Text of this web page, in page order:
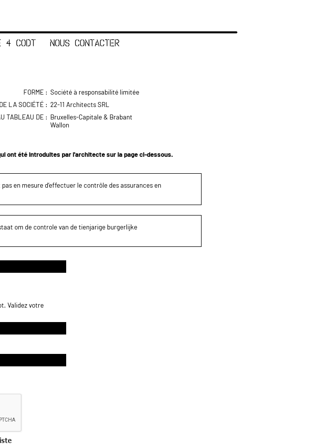
4 CODT NOUS CONTACTER
FORME : Société à responsabilité limitée
LA SOCIÉTÉ : 22-11 Architects SRL
TABLEAU DE : Bruxelles-Capitale & Brabant
Wallon
ont été introduites par l'architecte sur la page ci-dessous.
en mesure d’effectuer le contrôle des assurances en
om de controle van de tienjarige burgerlijke
Validez votre